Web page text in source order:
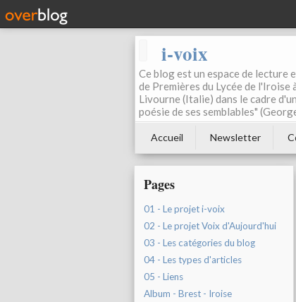
i-voix
Ce blog est un espace de
de Premières du Lycée de
Livourne (Italie) dans le cadre
poésie de ses semblables"
Accueil Newsletter
Pages
01 - Le projet i-voix
02 - Le projet Voix d'Aujourd'hui
03 - Les catégories du blog
04 - Les types d'articles
05 - Liens
Album - Brest - Iroise